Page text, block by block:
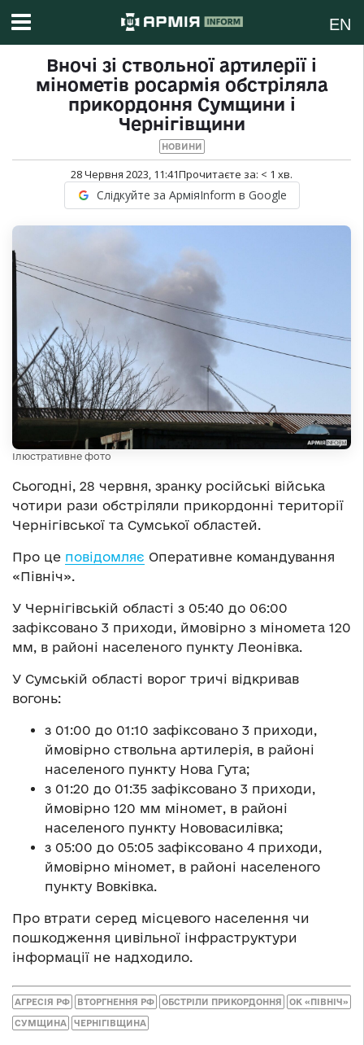
EN
Вночі зі ствольної артилерії і
мінометів росармія обстріляла
прикордоння Сумщини і
Чернігівщини
НОВИНИ
28 Червня 2023, 11:41Прочитаєте за: < 1 хв.
Слідкуйте за АрміяInform в Google
Ілюстративне фото
Сьогодні, 28 червня, зранку російські війська
чотири рази обстріляли прикордонні території
Чернігівської та Сумської областей.
Про це повідомляє Оперативне командування
«Північ».
У Чернігівській області з 05:40 до 06:00
зафіксовано 3 приходи, ймовірно з міномета 120
мм, в районі населеного пункту Леонівка.
У Сумській області ворог тричі відкривав
вогонь:
з 01:00 до 01:10 зафіксовано 3 приходи,
ймовірно ствольна артилерія, в районі
населеного пункту Нова Гута;
з 01:20 до 01:35 зафіксовано 3 приходи,
ймовірно 120 мм міномет, в районі
населеного пункту Нововасилівка;
з 05:00 до 05:05 зафіксовано 4 приходи,
ймовірно міномет, в районі населеного
пункту Вовківка.
Про втрати серед місцевого населення чи
пошкодження цивільної інфраструктури
інформації не надходило.
АГРЕСІЯ РФ ВТОРГНЕННЯ РФ ОБСТРІЛИ ПРИКОРДОННЯ ОК «ПІВНІЧ»
СУМЩИНА ЧЕРНІГІВЩИНА